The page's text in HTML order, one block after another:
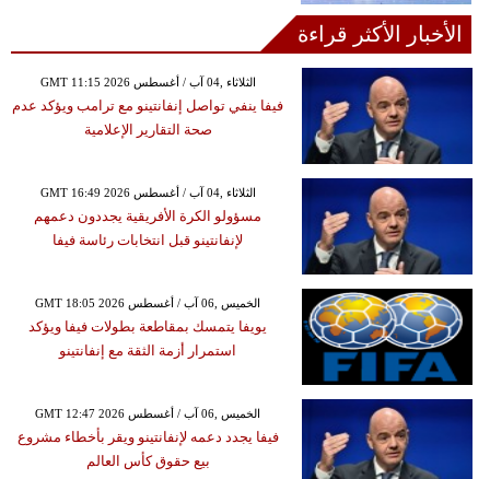
الأخبار الأكثر قراءة
GMT 11:15 2026 الثلاثاء ,04 آب / أغسطس
فيفا ينفي تواصل إنفانتينو مع ترامب ويؤكد عدم
صحة التقارير الإعلامية
GMT 16:49 2026 الثلاثاء ,04 آب / أغسطس
مسؤولو الكرة الأفريقية يجددون دعمهم
لإنفانتينو قبل انتخابات رئاسة فيفا
GMT 18:05 2026 الخميس ,06 آب / أغسطس
يويفا يتمسك بمقاطعة بطولات فيفا ويؤكد
استمرار أزمة الثقة مع إنفانتينو
GMT 12:47 2026 الخميس ,06 آب / أغسطس
فيفا يجدد دعمه لإنفانتينو ويقر بأخطاء مشروع
بيع حقوق كأس العالم